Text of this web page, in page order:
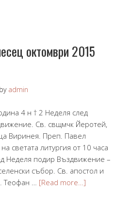
октомври 2015
by admin
4 н † 2 Неделя след
Св. свщмчк Йеротей,
Виринея. Преп. Павел
светата литургия от 10 часа
Неделя подир Въздвижение –
събор. Св. апостол и
Теофан … [Read more…]